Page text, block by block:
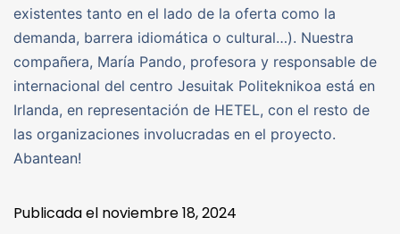
existentes tanto en el lado de la oferta como la
demanda, barrera idiomática o cultural…). Nuestra
compañera, María Pando, profesora y responsable de
internacional del centro Jesuitak Politeknikoa está en
Irlanda, en representación de HETEL, con el resto de
las organizaciones involucradas en el proyecto.
Abantean!
Publicada el noviembre 18, 2024